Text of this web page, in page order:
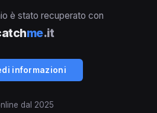
è stato recuperato con
me.it
informazioni
dal 2025